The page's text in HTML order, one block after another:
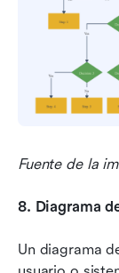
Fuente de la
8. Diagrama
Un diagrama